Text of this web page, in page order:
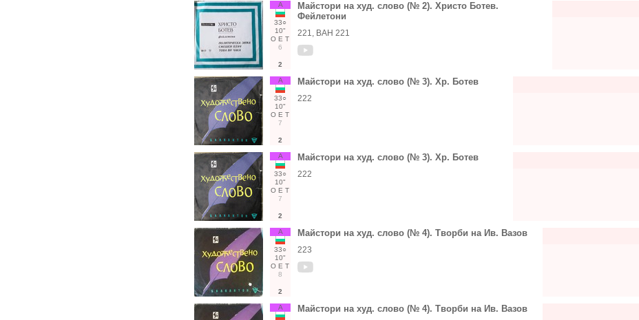
А
33○
10"
О Е Т
6
2
Майстори на худ. слово (№ 2). Христо Ботев.
Фейлетони
221, ВАН 221
А
33○
10"
О Е Т
7
2
Майстори на худ. слово (№ 3). Хр. Ботев
222
А
33○
10"
О Е Т
7
2
Майстори на худ. слово (№ 3). Хр. Ботев
222
А
33○
10"
О Е Т
8
2
Майстори на худ. слово (№ 4). Творби на Ив. Вазов
223
А Майстори на худ. слово (№ 4). Творби на Ив. Вазов